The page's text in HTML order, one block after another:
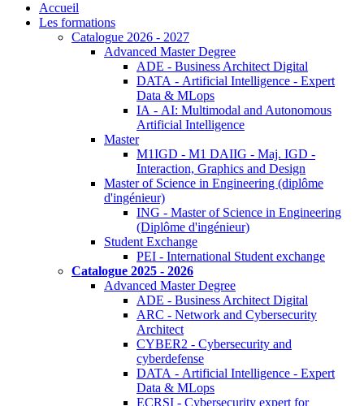
Accueil
Les formations
Catalogue 2026 - 2027
Advanced Master Degree
ADE - Business Architect Digital
DATA - Artificial Intelligence - Expert
Data & MLops
IA - AI: Multimodal and Autonomous
Artificial Intelligence
Master
M1IGD - M1 DAIIG - Maj. IGD -
Interaction, Graphics and Design
Master of Science in Engineering (diplôme
d'ingénieur)
ING - Master of Science in Engineering
(Diplôme d'ingénieur)
Student Exchange
PEI - International Student exchange
Catalogue 2025 - 2026
Advanced Master Degree
ADE - Business Architect Digital
ARC - Network and Cybersecurity
Architect
CYBER2 - Cybersecurity and
cyberdefense
DATA - Artificial Intelligence - Expert
Data & MLops
ECRSI - Cybersecurity expert for